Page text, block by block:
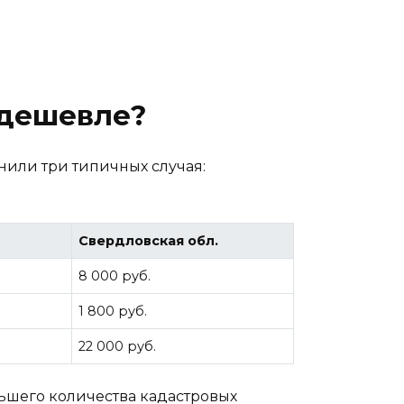
три типичных случая:
Свердловская обл.
8 000 руб.
1 800 руб.
22 000 руб.
количества кадастровых